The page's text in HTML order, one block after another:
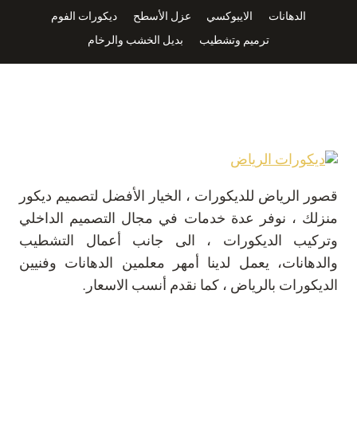
الرياض
الدهانات الايبوكسي عزل الأسطح ديكورات الفوم
ترميم وتشطيب بديل الخشب والرخام
قصور الرياض للديكورات ، الخيار الأفضل لتصميم ديكور
منزلك ، نوفر عدة خدمات في مجال التصميم الداخلي
وتركيب الديكورات ، الى جانب أعمال التشطيب
والدهانات، يعمل لدينا أمهر معلمين الدهانات وفنيين
الديكورات بالرياض ، كما نقدم أنسب الاسعار.